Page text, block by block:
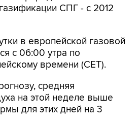
СПГ - с 2012
в европейской газовой
c 06:00 утра по
времени (CET).
средняя
на этой неделе выше
для этих дней на 3